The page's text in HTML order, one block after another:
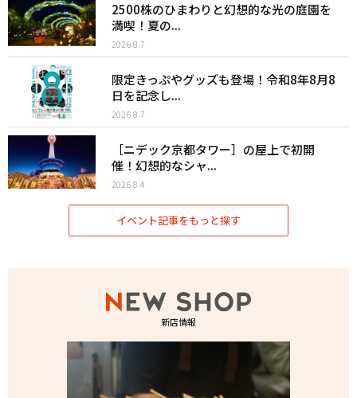
2500株のひまわりと幻想的な光の庭園を
満喫！夏の...
2026.8.7
限定きっぷやグッズも登場！令和8年8月8
日を記念し...
2026.8.7
［ニデック京都タワー］の屋上で初開
催！幻想的なシャ...
2026.8.4
イベント記事をもっと探す
新店情報